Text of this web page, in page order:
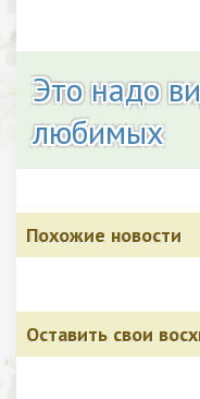
Это надо
любимых
Похожие новости
Оставить свои